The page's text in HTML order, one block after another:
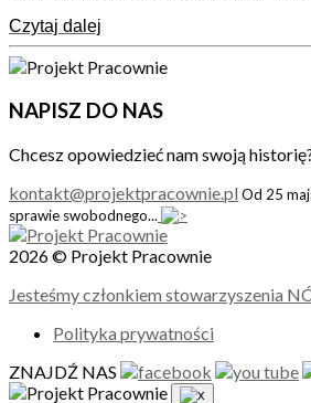
Czytaj dalej
NAPISZ DO NAS
Chcesz opowiedzieć nam swoją
kontakt@projektpracownie.pl Od 25
sprawie swobodnego...
2026 © Projekt Pracownie
Jesteśmy członkiem stowarzyszenia
Polityka prywatności
ZNAJDŹ NAS